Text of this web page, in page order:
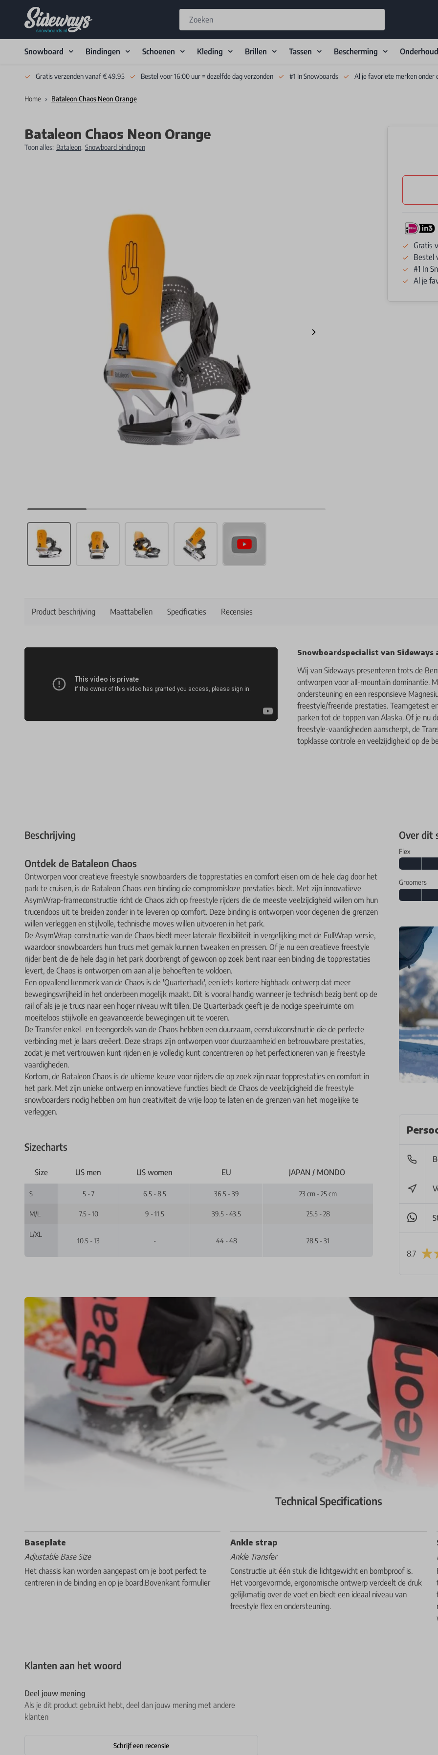
Snowboard Bindingen Schoenen Kleding Brillen Tassen Bescherming Onderhoud
Gratis verzenden vanaf € 49.95 Bestel voor 16:00 uur = dezelfde dag verzonden #1 In Snowboards Al je favoriete merken onder
Home Bataleon Chaos Neon Orange
Bataleon Chaos Neon Orange
Toon alles: Bataleon, Snowboard bindingen
Gratis
Bestel
#1 In
Al je
Product beschrijving Maattabellen Specificaties Recensies
Snowboardspecialist van Sideways
Wij van Sideways presenteren trots de
ontworpen voor all-mountain dominantie.
ondersteuning en een responsieve
freestyle/freeride prestaties. Teamgetest
parken tot de toppen van Alaska. Of je nu
freestyle-vaardigheden aanscherpt, de
topklasse controle en veelzijdigheid op de
Beschrijving
Ontdek de Bataleon Chaos
Ontworpen voor creatieve freestyle snowboarders die topprestaties en comfort eisen om de hele dag door het
park te cruisen, is de Bataleon Chaos een binding die compromisloze prestaties biedt. Met zijn innovatieve
AsymWrap-frameconstructie richt de Chaos zich op freestyle rijders die de meeste veelzijdigheid willen om hun
trucendoos uit te breiden zonder in te leveren op comfort. Deze binding is ontworpen voor degenen die grenzen
willen verleggen en stijlvolle, technische moves willen uitvoeren in het park.
De AsymWrap-constructie van de Chaos biedt meer laterale flexibiliteit in vergelijking met de FullWrap-versie,
waardoor snowboarders hun trucs met gemak kunnen tweaken en pressen. Of je nu een creatieve freestyle
rijder bent die de hele dag in het park doorbrengt of gewoon op zoek bent naar een binding die topprestaties
levert, de Chaos is ontworpen om aan al je behoeften te voldoen.
Een opvallend kenmerk van de Chaos is de 'Quarterback', een iets kortere highback-ontwerp dat meer
bewegingsvrijheid in het onderbeen mogelijk maakt. Dit is vooral handig wanneer je technisch bezig bent op de
rail of als je je trucs naar een hoger niveau wilt tillen. De Quarterback geeft je de nodige speelruimte om
moeiteloos stijlvolle en geavanceerde bewegingen uit te voeren.
De Transfer enkel- en teengordels van de Chaos hebben een duurzaam, eenstukconstructie die de perfecte
verbinding met je laars creëert. Deze straps zijn ontworpen voor duurzaamheid en betrouwbare prestaties,
zodat je met vertrouwen kunt rijden en je volledig kunt concentreren op het perfectioneren van je freestyle
vaardigheden.
Kortom, de Bataleon Chaos is de ultieme keuze voor rijders die op zoek zijn naar topprestaties en comfort in
het park. Met zijn unieke ontwerp en innovatieve functies biedt de Chaos de veelzijdigheid die freestyle
snowboarders nodig hebben om hun creativiteit de vrije loop te laten en de grenzen van het mogelijke te
verleggen.
Sizecharts
Size US men US women EU JAPAN / MONDO
S 5 - 7 6.5 - 8.5 36.5 - 39 23 cm - 25 cm
M/L 7.5 - 10 9 - 11.5 39.5 - 43.5 25.5 - 28
L/XL
10.5 - 13 - 44 - 48 28.5 - 31
Over dit
Flex
Groomers
8.7
Technical Specifications
Baseplate
Adjustable Base Size
Het chassis kan worden aangepast om je boot perfect te
centreren in de binding en op je board.Bovenkant formulier
Ankle strap
Ankle Transfer
Constructie uit één stuk die lichtgewicht en bombproof is.
Het voorgevormde, ergonomische ontwerp verdeelt de druk
gelijkmatig over de voet en biedt een ideaal niveau van
freestyle flex en ondersteuning.
Klanten aan het woord
Deel jouw mening
Als je dit product gebruikt hebt, deel dan jouw mening met andere
klanten
Schrijf een recensie